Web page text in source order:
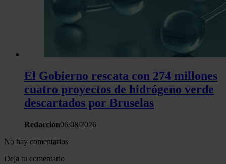
El Gobierno rescata con 274 millones
cuatro proyectos de hidrógeno verde
descartados por Bruselas
Redacción06/08/2026
No hay comentarios
Deja tu comentario